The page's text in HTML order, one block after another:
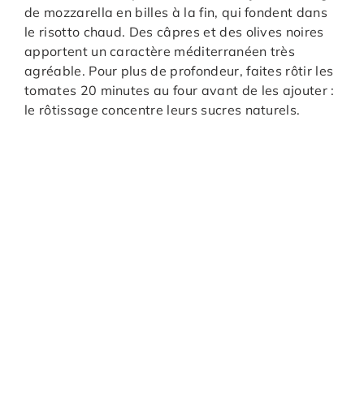
de mozzarella en billes à la fin, qui fondent dans
le risotto chaud. Des câpres et des olives noires
apportent un caractère méditerranéen très
agréable. Pour plus de profondeur, faites rôtir les
tomates 20 minutes au four avant de les ajouter :
le rôtissage concentre leurs sucres naturels.